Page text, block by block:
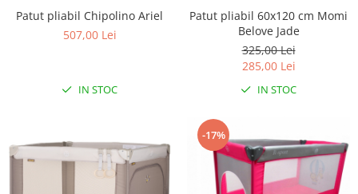
Seturi de hranire
Joaca si sport exterior
Centre de joaca exterior
Patine gheata fixe
Corturi si casute copii
Patut pliabil Chipolino Ariel
507,00 Lei
IN STOC
Patut pliabil 60x120 cm Momi
Belove Jade
325,00 Lei
285,00 Lei
IN STOC
-17%